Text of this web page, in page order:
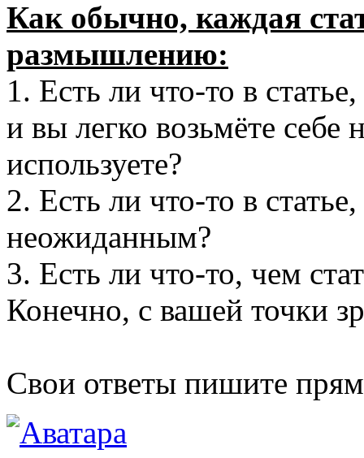
Как обычно, каждая
размышлению:
1. Есть ли что-то в
и вы легко возьмёте
используете?
2. Есть ли что-то в
неожиданным?
3. Есть ли что-то, чем
Конечно, с вашей точки
Свои ответы пишите